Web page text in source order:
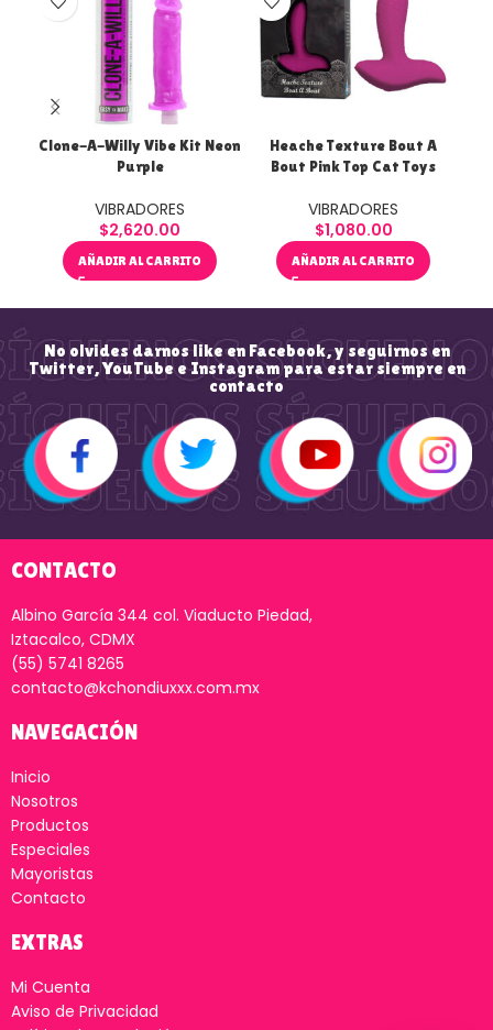
Clone-A-Willy Vibe Kit Neon
Purple
VIBRADORES
$2,620.00
AÑADIR AL CARRITO
Heache Texture Bout A
Bout Pink Top Cat Toys
VIBRADORES
$1,080.00
AÑADIR AL CARRITO
No olvides darnos like en Facebook, y seguirnos en
Twitter, YouTube e Instagram para estar siempre en
contacto
CONTACTO
Albino García 344 col. Viaducto Piedad,
Iztacalco, CDMX
(55) 5741 8265
contacto@kchondiuxxx.com.mx
NAVEGACIÓN
Inicio
Nosotros
Productos
Especiales
Mayoristas
Contacto
EXTRAS
Mi Cuenta
Aviso de Privacidad